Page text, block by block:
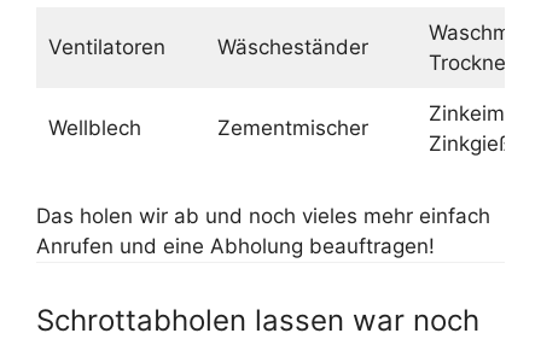
Ventilatoren Wäscheständer
Trockner
Wellblech Zementmischer
Zinkeimer,
Das holen wir ab und noch vieles mehr einfach
Anrufen und eine Abholung beauftragen!
Schrottabholen lassen war noch